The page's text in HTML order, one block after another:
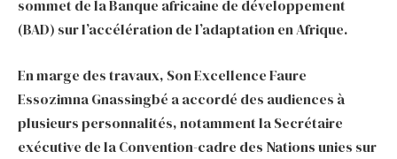
sommet de la Banque africaine de développement
(BAD) sur l’accélération de l’adaptation en Afrique.
En marge des travaux, Son Excellence Faure
Essozimna Gnassingbé a accordé des audiences à
plusieurs personnalités, notamment la Secrétaire
exécutive de la Convention-cadre des Nations unies sur